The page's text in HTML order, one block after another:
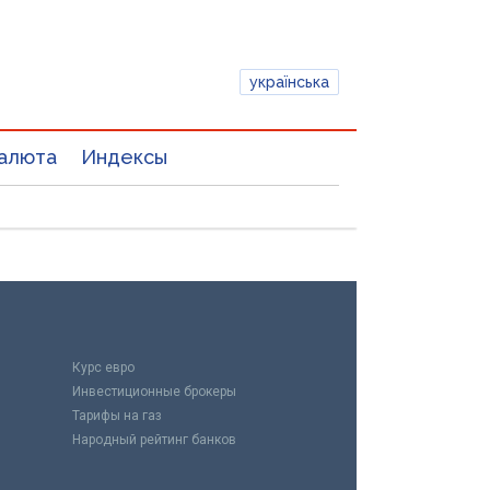
українська
Индексы
Курс евро
Инвестиционные брокеры
Тарифы на газ
Народный рейтинг банков